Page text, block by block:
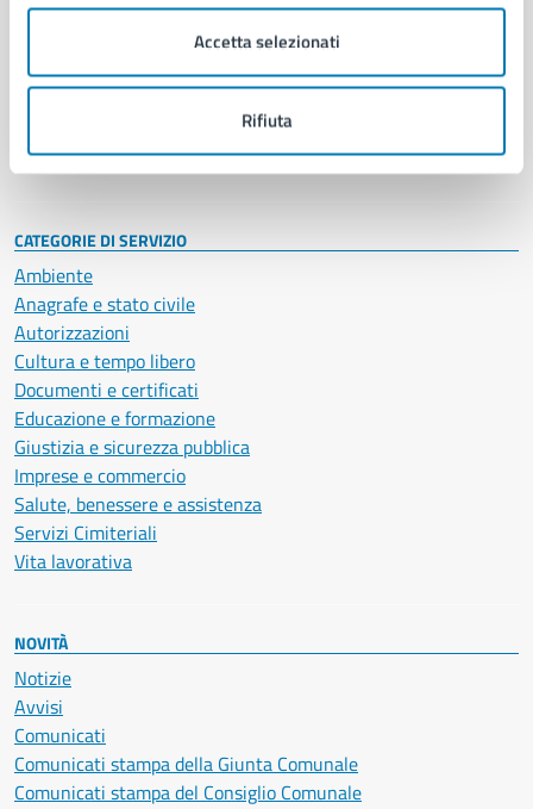
Accetta selezionati
Rifiuta
Uffici
Politici
Intranet, posta aziendale e protocollo
CATEGORIE DI SERVIZIO
Ambiente
Anagrafe e stato civile
Autorizzazioni
Cultura e tempo libero
Documenti e certificati
Educazione e formazione
Giustizia e sicurezza pubblica
Imprese e commercio
Salute, benessere e assistenza
Servizi Cimiteriali
Vita lavorativa
NOVITÀ
Notizie
Avvisi
Comunicati
Comunicati stampa della Giunta Comunale
Comunicati stampa del Consiglio Comunale